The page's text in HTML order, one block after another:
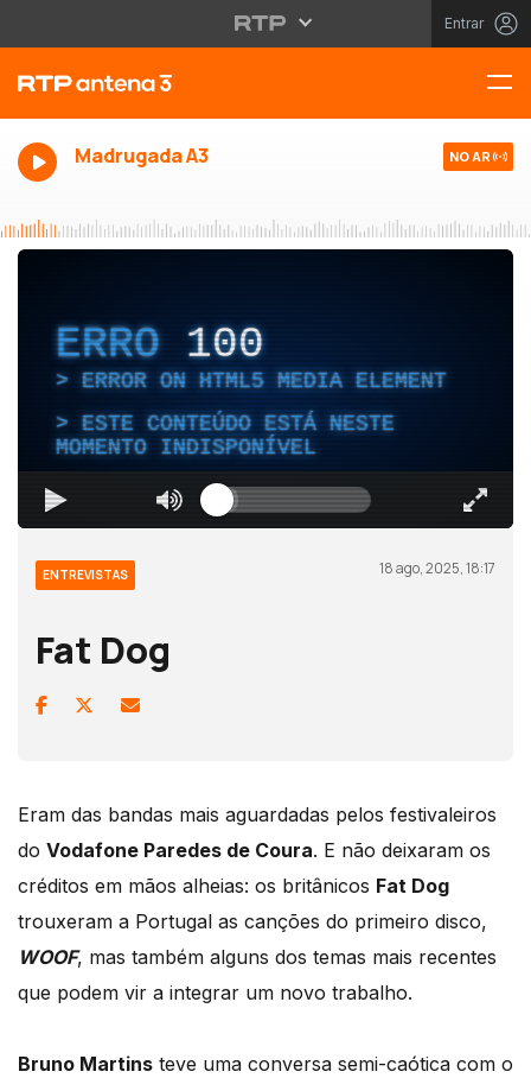
Entrar
Madrugada A3 NO AR
ERRO 100
ERROR ON HTML5 MEDIA ELEMENT
ESTE CONTEÚDO ESTÁ NESTE
MOMENTO INDISPONÍVEL
ENTREVISTAS 18 ago, 2025, 18:17
Fat Dog
Eram das bandas mais aguardadas pelos festivaleiros
do Vodafone Paredes de Coura. E não deixaram os
créditos em mãos alheias: os britânicos Fat Dog
trouxeram a Portugal as canções do primeiro disco,
WOOF, mas também alguns dos temas mais recentes
que podem vir a integrar um novo trabalho.
Bruno Martins teve uma conversa semi-caótica com o